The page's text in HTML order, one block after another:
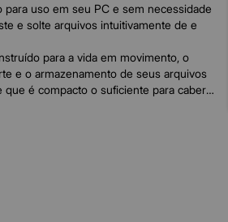
uso em seu PC e sem necessidade
e solte arquivos intuitivamente de e
para a vida em movimento, o
e o armazenamento de seus arquivos
é compacto o suficiente para caber
Libere espaço em seu disco rígido